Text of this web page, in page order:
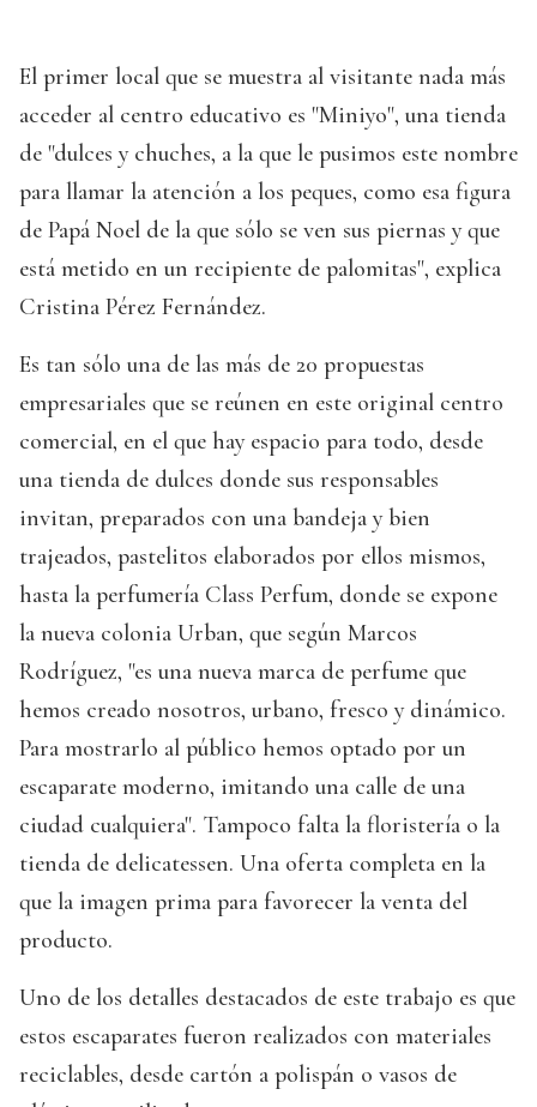
El primer local que se muestra al visitante nada más
acceder al centro educativo es "Miniyo", una tienda
de "dulces y chuches, a la que le pusimos este nombre
para llamar la atención a los peques, como esa figura
de Papá Noel de la que sólo se ven sus piernas y que
está metido en un recipiente de palomitas", explica
Cristina Pérez Fernández.
Es tan sólo una de las más de 20 propuestas
empresariales que se reúnen en este original centro
comercial, en el que hay espacio para todo, desde
una tienda de dulces donde sus responsables
invitan, preparados con una bandeja y bien
trajeados, pastelitos elaborados por ellos mismos,
hasta la perfumería Class Perfum, donde se expone
la nueva colonia Urban, que según Marcos
Rodríguez, "es una nueva marca de perfume que
hemos creado nosotros, urbano, fresco y dinámico.
Para mostrarlo al público hemos optado por un
escaparate moderno, imitando una calle de una
ciudad cualquiera". Tampoco falta la floristería o la
tienda de delicatessen. Una oferta completa en la
que la imagen prima para favorecer la venta del
producto.
Uno de los detalles destacados de este trabajo es que
estos escaparates fueron realizados con materiales
reciclables, desde cartón a polispán o vasos de